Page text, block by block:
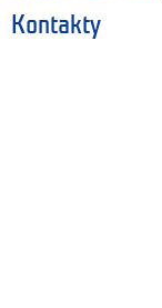
Kontakty